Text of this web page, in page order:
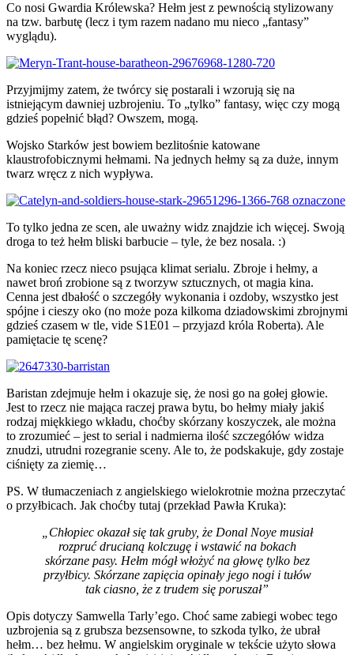
Co nosi Gwardia Królewska? Hełm jest z pewnością stylizowany
na tzw. barbutę (lecz i tym razem nadano mu nieco „fantasy”
wyglądu).
Przyjmijmy zatem, że twórcy się postarali i wzorują się na
istniejącym dawniej uzbrojeniu. To „tylko” fantasy, więc czy mogą
gdzieś popełnić błąd? Owszem, mogą.
Wojsko Starków jest bowiem bezlitośnie katowane
klaustrofobicznymi hełmami. Na jednych hełmy są za duże, innym
twarz wręcz z nich wypływa.
To tylko jedna ze scen, ale uważny widz znajdzie ich więcej. Swoją
droga to też hełm bliski barbucie – tyle, że bez nosala. :)
Na koniec rzecz nieco psująca klimat serialu. Zbroje i hełmy, a
nawet broń zrobione są z tworzyw sztucznych, ot magia kina.
Cenna jest dbałość o szczegóły wykonania i ozdoby, wszystko jest
spójne i cieszy oko (no może poza kilkoma dziadowskimi zbrojnymi
gdzieś czasem w tle, vide S1E01 – przyjazd króla Roberta). Ale
pamiętacie tę scenę?
Baristan zdejmuje hełm i okazuje się, że nosi go na gołej głowie.
Jest to rzecz nie mająca raczej prawa bytu, bo hełmy miały jakiś
rodzaj miękkiego wkładu, choćby skórzany koszyczek, ale można
to zrozumieć – jest to serial i nadmierna ilość szczegółów widza
znudzi, utrudni rozegranie sceny. Ale to, że podskakuje, gdy zostaje
ciśnięty za ziemię…
PS. W tłumaczeniach z angielskiego wielokrotnie można przeczytać
o przyłbicach. Jak choćby tutaj (przekład Pawła Kruka):
„Chłopiec okazał się tak gruby, że Donal Noye musiał
rozpruć drucianą kolczugę i wstawić na bokach
skórzane pasy. Hełm mógł włożyć na głowę tylko bez
przyłbicy. Skórzane zapięcia opinały jego nogi i tułów
tak ciasno, że z trudem się poruszał”
Opis dotyczy Samwella Tarly’ego. Choć same zabiegi wobec tego
uzbrojenia są z grubsza bezsensowne, to szkoda tylko, że ubrał
hełm… bez hełmu. W angielskim oryginale w tekście użyto słowa